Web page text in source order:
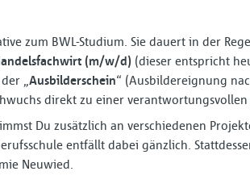
zum BWL-Studium. Sie dauert in der
(m/w/d) (dieser entspricht
„Ausbilderschein“ (Ausbildereignung
direkt zu einer
Du zusätzlich an verschiedenen
entfällt dabei gänzlich.
Neuwied.